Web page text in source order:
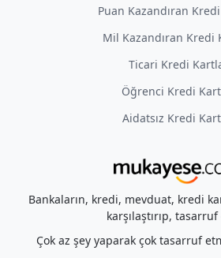
Puan Kazandıran
Mil Kazandıran Kredi
Ticari Kredi
Öğrenci Kredi
Aidatsız Kredi
Bankaların, kredi, mevduat, kredi
karşılaştırıp,
Çok az şey yaparak çok tasarruf